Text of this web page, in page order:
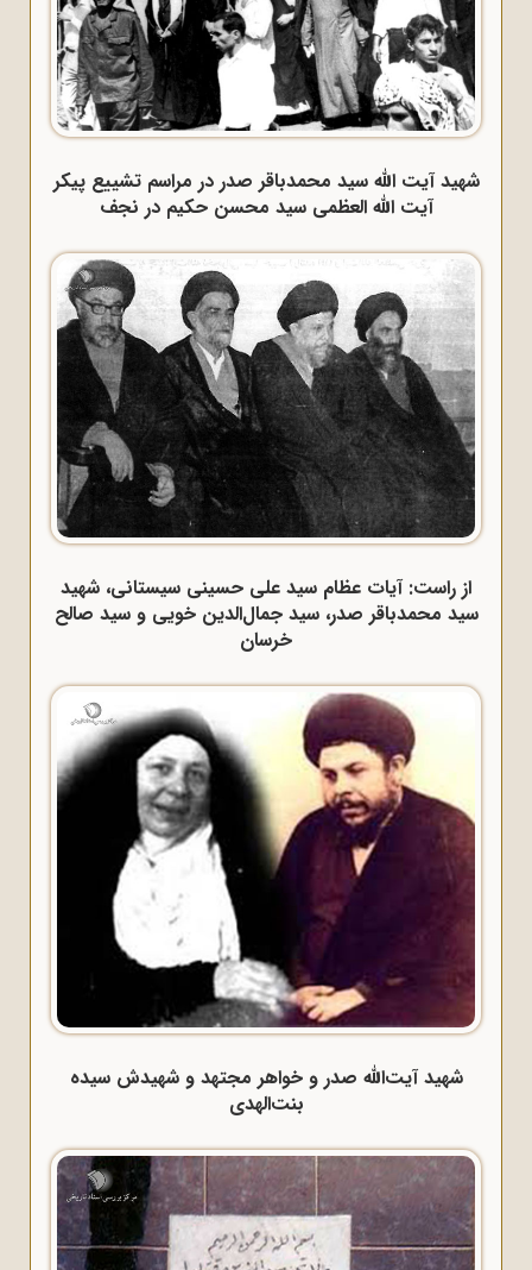
شهید آیت الله سید محمدباقر صدر در مراسم تشییع پیکر
آیت الله العظمی سید محسن حکیم در نجف
از راست: آیات عظام سید علی حسینی سیستانی، شهید
سید محمدباقر صدر، سید جمال‌الدین خویی و سید صالح
خرسان
شهید آیت‌الله صدر و خواهر مجتهد و شهیدش سیده
بنت‌الهدی